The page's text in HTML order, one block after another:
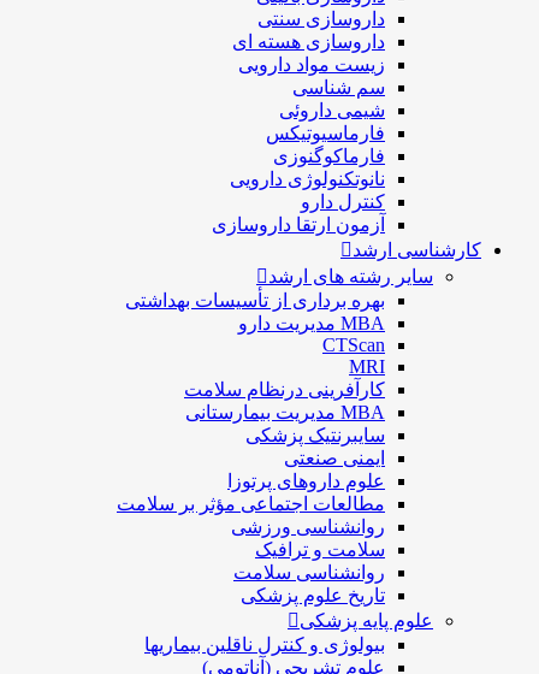
داروسازی سنتی
داروسازی هسته ای
زیست مواد دارویی
سم شناسی
شيمی داروئی
فارماسيوتيكس
فارماكوگنوزی
نانوتکنولوژی دارویی
كنترل دارو
آزمون ارتقا داروسازی
کارشناسی ارشد
سایر رشته های ارشد
بهره برداری از تأسیسات بهداشتی
MBA مدیریت دارو
CTScan
MRI
کارآفرینی درنظام سلامت
MBA مدیریت بیمارستانی
سایبرنتیک پزشکی
ایمنی صنعتی
علوم داروهای پرتوزا
مطالعات اجتماعی مؤثر بر سلامت
روانشناسی ورزشی
سلامت و ترافیک
روانشناسی سلامت
تاریخ علوم پزشکی
علوم پایه پزشکی
بیولوژی و کنترل ناقلین بیماریها
علوم تشریحی (آناتومی)